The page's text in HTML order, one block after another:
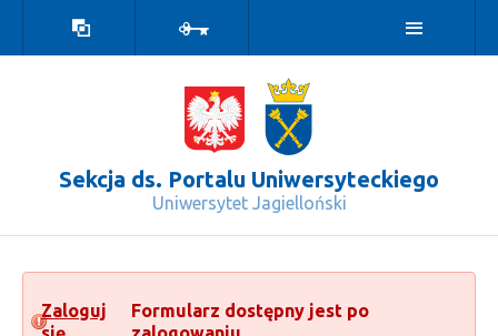
kontrastowa
Sekcja ds. Portalu Uniwersyteckiego
Uniwersytet Jagielloński
Zaloguj
Formularz dostępny jest po